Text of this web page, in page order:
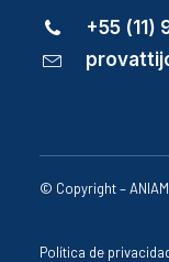
+55 (11)
© Copyright –
Política de